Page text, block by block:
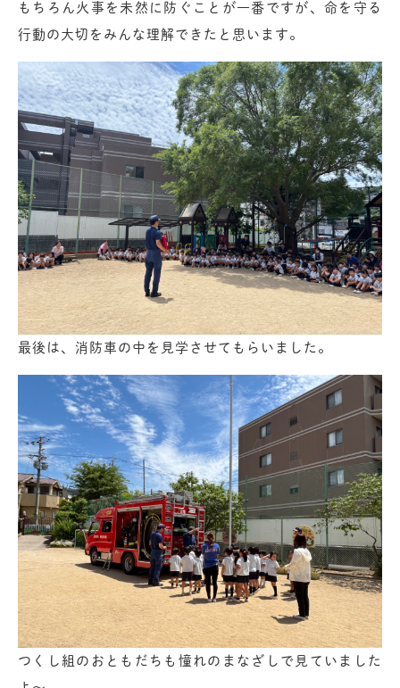
もちろん火事を未然に防ぐことが一番ですが、命を守る
行動の大切をみんな理解できたと思います。
最後は、消防車の中を見学させてもらいました。
つくし組のおともだちも憧れのまなざしで見ていました